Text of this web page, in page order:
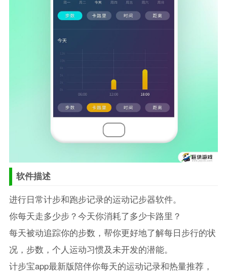
软件描述
进行日常计步和跑步记录的运动记步器软件。
你每天走多少步？今天你消耗了多少卡路里？
每天被动追踪你的步数，帮你更好地了解每日步行的状
况，步数，个人运动习惯及未开发的潜能。
计步宝app最新版陪伴你每天的运动记录和热量推荐，